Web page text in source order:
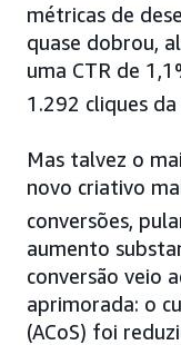
métricas de
quase dobrou,
uma CTR de
1.292 cliques
Mas talvez o
novo criativo
conversões,
aumento
conversão veio
aprimorada: o
(ACoS) foi